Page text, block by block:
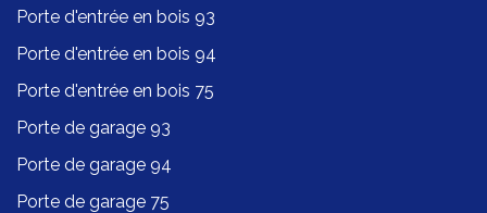
Porte d'entrée en bois 93
Porte d'entrée en bois 94
Porte d'entrée en bois 75
Porte de garage 93
Porte de garage 94
Porte de garage 75